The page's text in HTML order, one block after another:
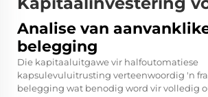
Analise van
belegging
Die kapitaaluitgawe vir halfoutomatiese
kapsulevuluitrusting verteenwoordig 'n
belegging wat benodig word vir volledig